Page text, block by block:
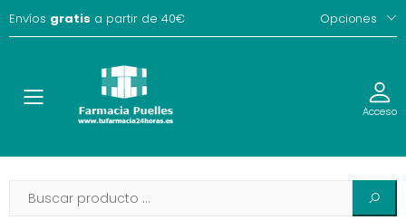
Envíos gratis a partir de 40€ Opciones
Toggle Acceso